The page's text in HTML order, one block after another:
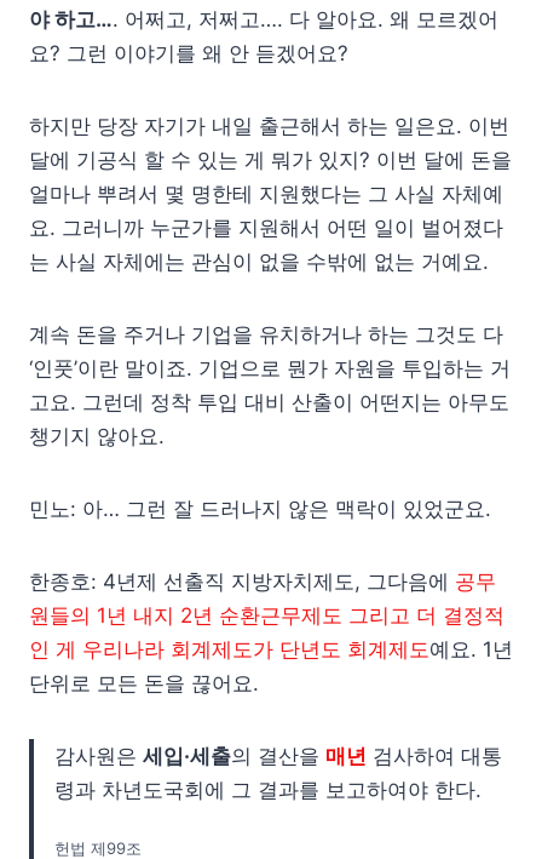
야 하고…. 어쩌고, 저쩌고…. 다 알아요. 왜 모르겠어
요? 그런 이야기를 왜 안 듣겠어요?
하지만 당장 자기가 내일 출근해서 하는 일은요. 이번
달에 기공식 할 수 있는 게 뭐가 있지? 이번 달에 돈을
얼마나 뿌려서 몇 명한테 지원했다는 그 사실 자체예
요. 그러니까 누군가를 지원해서 어떤 일이 벌어졌다
는 사실 자체에는 관심이 없을 수밖에 없는 거예요.
계속 돈을 주거나 기업을 유치하거나 하는 그것도 다
‘인풋’이란 말이죠. 기업으로 뭔가 자원을 투입하는 거
고요. 그런데 정착 투입 대비 산출이 어떤지는 아무도
챙기지 않아요.
민노: 아… 그런 잘 드러나지 않은 맥락이 있었군요.
한종호: 4년제 선출직 지방자치제도, 그다음에 공무
원들의 1년 내지 2년 순환근무제도 그리고 더 결정적
인 게 우리나라 회계제도가 단년도 회계제도예요. 1년
단위로 모든 돈을 끊어요.
감사원은 세입·세출의 결산을 매년 검사하여 대통
령과 차년도국회에 그 결과를 보고하여야 한다.
헌법 제99조